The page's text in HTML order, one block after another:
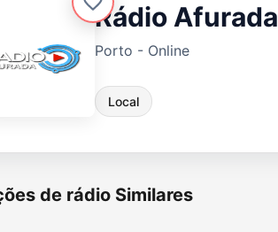
Rádio Afurada
Porto - Online
Local
de rádio Similares